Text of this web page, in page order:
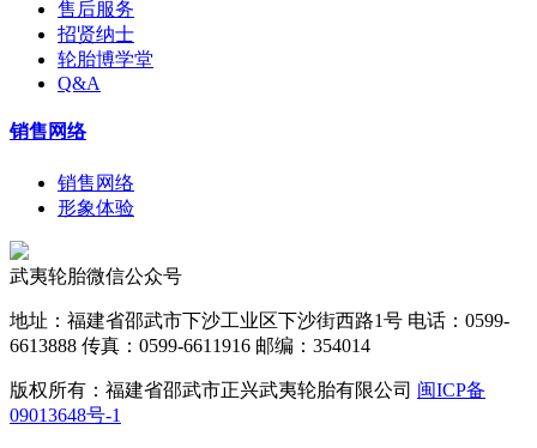
售后服务
招贤纳士
轮胎博学堂
Q&A
销售网络
销售网络
形象体验
武夷轮胎微信公众号
地址：福建省邵武市下沙工业区下沙街西路1号 电话：0599-
6613888 传真：0599-6611916 邮编：354014
版权所有：福建省邵武市正兴武夷轮胎有限公司 闽ICP备
09013648号-1